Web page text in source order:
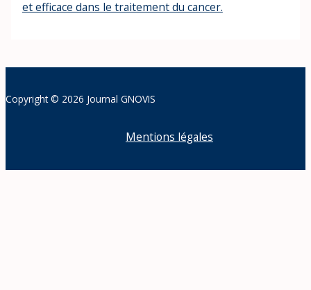
Copyright © 2026 Journal GNOVIS
Mentions légales